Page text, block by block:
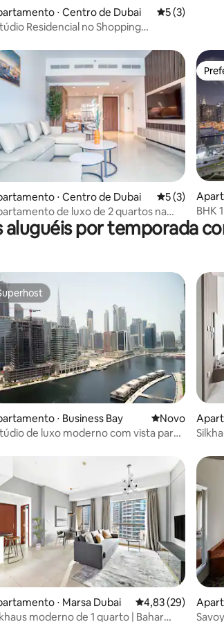
⋅ Centro de Dubai 5 de uma
5 (3)
Residencial no Shopping
média de 5, 16 avaliações
⋅ Centro de Dubai 5 de uma
5 (3)
de luxo de 2 quartos na
Avenue, perto do Burj Khalifa,
BHK
aluguéis por temporada
média de 5, 46 avaliações
⋅ Business Bay Novo lugar
Novo
de luxo moderno com vista para
ra
média de 5, 30 avaliações
⋅ Marsa Dubai 4,83 de uma
4,83 (29)
moderno de 1 quarto | Bahar